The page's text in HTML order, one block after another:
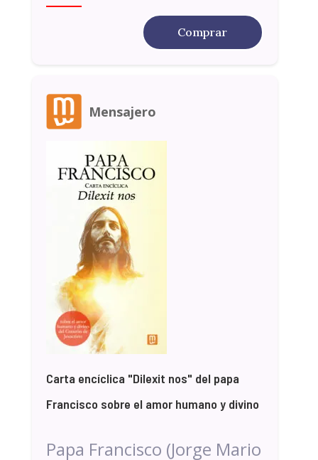
Comprar
Mensajero
Carta encíclica "Dilexit nos" del papa
Francisco sobre el amor humano y divino
Papa Francisco (Jorge Mario